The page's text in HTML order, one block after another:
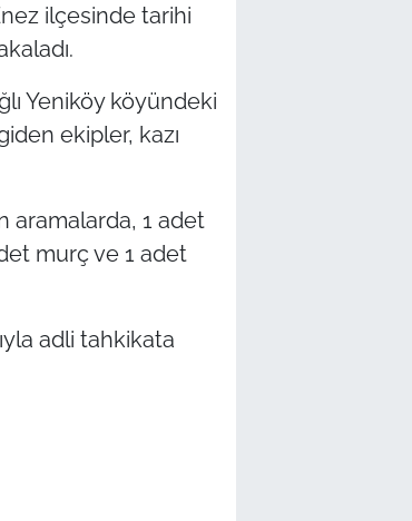
ilçesinde tarihi
Yeniköy köyündeki
ekipler, kazı
aramalarda, 1 adet
murç ve 1 adet
adli tahkikata